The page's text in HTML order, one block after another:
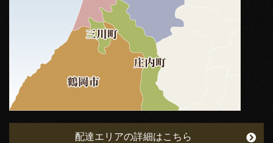
配達エリアの詳細はこちら